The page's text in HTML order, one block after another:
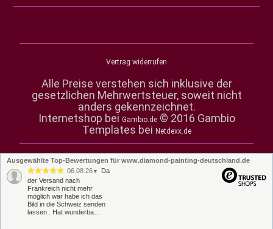
Vertrag widerrufen
Alle Preise verstehen sich inklusive der
gesetzlichen Mehrwertsteuer, soweit nicht
anders gekennzeichnet.
Internetshop bei Gambio.de© 2016 Gambio
Templates bei Netdexx.de
Ausgewählte Top-Bewertungen für www.diamond-painting-deutschland.de
06.08.26 ▼
Da
der Versand nach
Frankreich nicht mehr
möglich war habe ich das
Bild in die Schweiz senden
lassen . Hat wunderba…